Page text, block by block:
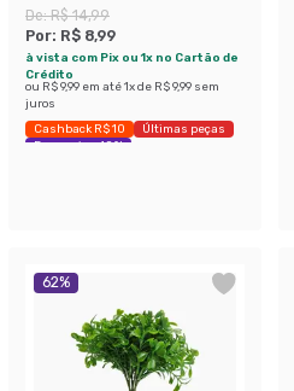
De:R$ 14,99
Por: R$ 8,99
à vista com Pix ou 1x no Cartão de
Crédito
ou R$ 9,99 em até1x de R$ 9,99 sem
juros
Cashback R$ 10
Últimas peças
Economize 40%
62%